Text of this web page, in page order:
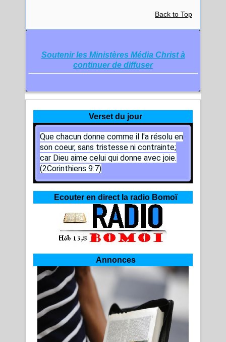
Back to Top
Soutenir les Ministères Média Christ à
continuer de diffuser
Verset du jour
Que chacun donne comme il l'a résolu en
son coeur, sans tristesse ni contrainte;
car Dieu aime celui qui donne avec joie.
(2Corinthiens 9:7)
Ecouter en direct la radio Bomoï
Annonces